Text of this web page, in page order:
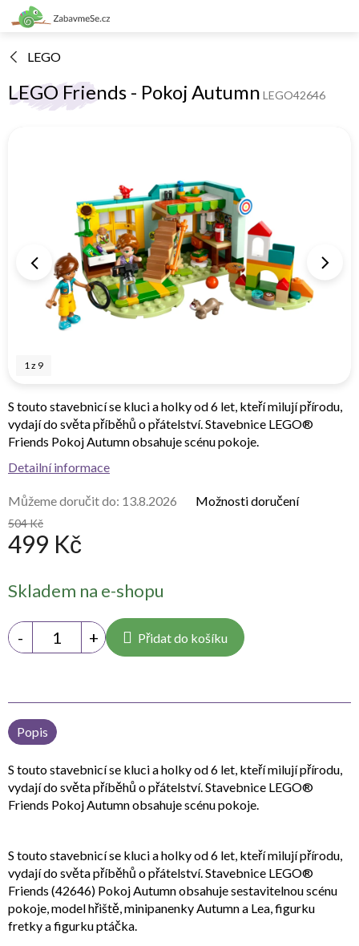
Přejít
na
LEGO
LEGO Friends - Pokoj Autumn LEGO42646
1z 9
504 Kč
499 Kč
cena:
Skladem na e-shopu
Můžeme doručit do: 13.8.2026 Možnosti doručení
Přidat do košíku
S touto stavebnicí se kluci a holky od 6 let, kteří milují přírodu,
vydají do světa příběhů o přátelství. Stavebnice LEGO®
Friends Pokoj Autumn obsahuje scénu pokoje.
Detailní informace
Popis
S touto stavebnicí se kluci a holky od 6 let, kteří milují přírodu,
vydají do světa příběhů o přátelství. Stavebnice LEGO®
Friends Pokoj Autumn obsahuje scénu pokoje.
S touto stavebnicí se kluci a holky od 6 let, kteří milují přírodu,
vydají do světa příběhů o přátelství. Stavebnice LEGO®
Friends (42646) Pokoj Autumn obsahuje sestavitelnou scénu
pokoje, model hřiště, minipanenky Autumn a Lea, figurku
fretky a figurku ptáčka.